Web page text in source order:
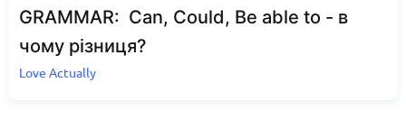
GRAMMAR: Can, Could, Be able to - в
чому різниця?
Love Actually